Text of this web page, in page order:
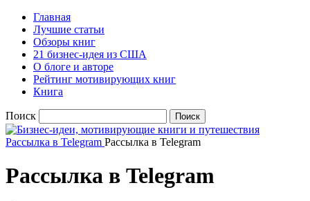
Главная
Лучшие статьи
Обзоры книг
21 бизнес-идея из США
О блоге и авторе
Рейтинг мотивирующих книг
Книга
Поиск
Рассылка в Telegram Рассылка в Telegram
Рассылка в Telegram